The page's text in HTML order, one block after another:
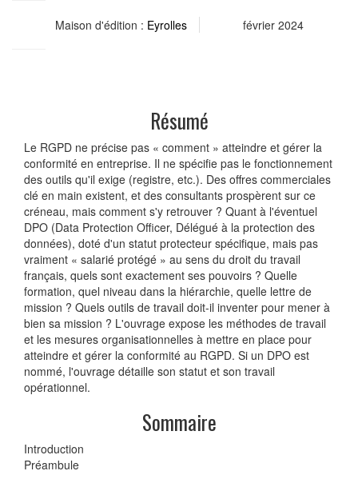
Maison d'édition : Eyrolles février 2024
Résumé
Le RGPD ne précise pas « comment » atteindre et gérer la
conformité en entreprise. Il ne spécifie pas le fonctionnement
des outils qu'il exige (registre, etc.). Des offres commerciales
clé en main existent, et des consultants prospèrent sur ce
créneau, mais comment s'y retrouver ? Quant à l'éventuel
DPO (Data Protection Officer, Délégué à la protection des
données), doté d'un statut protecteur spécifique, mais pas
vraiment « salarié protégé » au sens du droit du travail
français, quels sont exactement ses pouvoirs ? Quelle
formation, quel niveau dans la hiérarchie, quelle lettre de
mission ? Quels outils de travail doit-il inventer pour mener à
bien sa mission ? L'ouvrage expose les méthodes de travail
et les mesures organisationnelles à mettre en place pour
atteindre et gérer la conformité au RGPD. Si un DPO est
nommé, l'ouvrage détaille son statut et son travail
opérationnel.
Sommaire
Introduction
Préambule